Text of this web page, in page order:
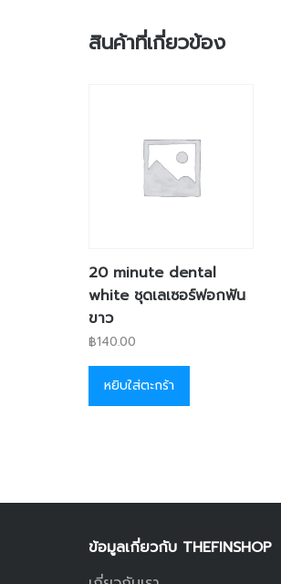
สินค้าที่เกี่ยวข้อง
20 minute dental
white ชุดเลเซอร์ฟอกฟัน
ขาว
฿140.00
หยิบใส่ตะกร้า
ข้อมูลเกี่ยวกับ THEFINSHOP